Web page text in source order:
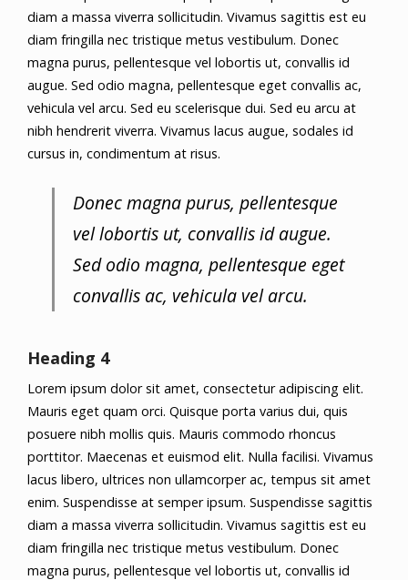
diam a massa viverra sollicitudin. Vivamus sagittis est eu
diam fringilla nec tristique metus vestibulum. Donec
magna purus, pellentesque vel lobortis ut, convallis id
augue. Sed odio magna, pellentesque eget convallis ac,
vehicula vel arcu. Sed eu scelerisque dui. Sed eu arcu at
nibh hendrerit viverra. Vivamus lacus augue, sodales id
cursus in, condimentum at risus.
Donec magna purus, pellentesque
vel lobortis ut, convallis id augue.
Sed odio magna, pellentesque eget
convallis ac, vehicula vel arcu.
Heading 4
Lorem ipsum dolor sit amet, consectetur adipiscing elit.
Mauris eget quam orci. Quisque porta varius dui, quis
posuere nibh mollis quis. Mauris commodo rhoncus
porttitor. Maecenas et euismod elit. Nulla facilisi. Vivamus
lacus libero, ultrices non ullamcorper ac, tempus sit amet
enim. Suspendisse at semper ipsum. Suspendisse sagittis
diam a massa viverra sollicitudin. Vivamus sagittis est eu
diam fringilla nec tristique metus vestibulum. Donec
magna purus, pellentesque vel lobortis ut, convallis id